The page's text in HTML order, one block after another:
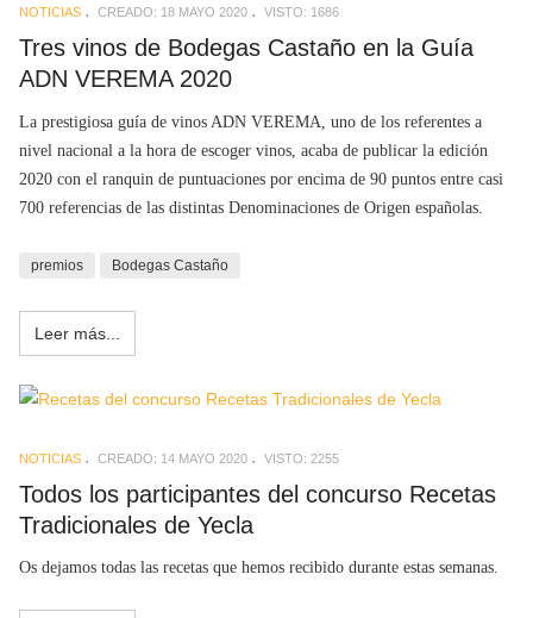
NOTICIAS CREADO: 18 MAYO 2020 VISTO: 1686
Tres vinos de Bodegas Castaño en la Guía
ADN VEREMA 2020
La prestigiosa guía de vinos ADN VEREMA, uno de los referentes a
nivel nacional a la hora de escoger vinos, acaba de publicar la edición
2020 con el ranquin de puntuaciones por encima de 90 puntos entre casi
700 referencias de las distintas Denominaciones de Origen españolas.
premios Bodegas Castaño
Leer más...
NOTICIAS CREADO: 14 MAYO 2020 VISTO: 2255
Todos los participantes del concurso Recetas
Tradicionales de Yecla
Os dejamos todas las recetas que hemos recibido durante estas semanas.